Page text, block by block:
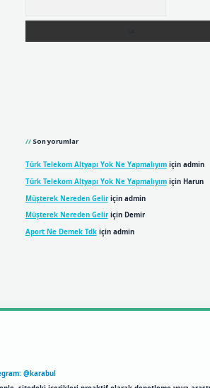
Son yorumlar
Türk Telekom Altyapı Yok Ne Yapmalıyımiçin admin
Türk Telekom Altyapı Yok Ne Yapmalıyımiçin Harun
Müşterek Nereden Geliriçin admin
Müşterek Nereden Geliriçin Demir
Aport Ne Demek Tdkiçin admin
@karabul